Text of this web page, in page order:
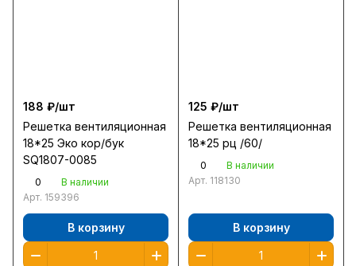
188 ₽/шт
Решетка вентиляционная
18*25 Эко кор/бук
SQ1807-0085
0
В наличии
Арт. 159396
В корзину
125 ₽/шт
Решетка вентиляционная
18*25 рц /60/
0
В наличии
Арт. 118130
В корзину